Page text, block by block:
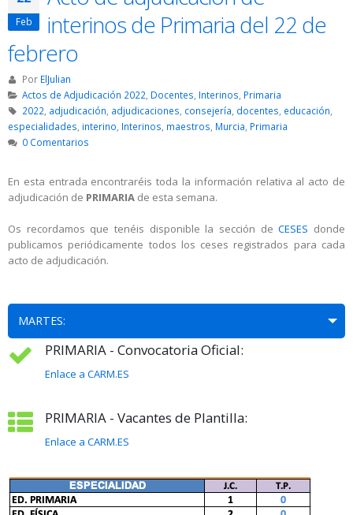
Feb
interinos de Primaria del 22 de
febrero
Por ElJulian
Actos de Adjudicación 2022 Docentes Interinos Primaria
2022, adjudicación, adjudicaciones, consejería, docentes, educación,
especialidades, interino, Interinos, maestros, Murcia, Primaria
0 Comentarios
En esta entrada encontraréis toda la información relativa al acto de
adjudicación de PRIMARIA de esta semana.
Os recordamos que tenéis disponible la sección deCESES donde
publicamos periódicamente todos los ceses registrados para cada
acto de adjudicación.
MARTES:
PRIMARIA - Convocatoria Oficial:
Enlace a CARM.ES
PRIMARIA - Vacantes de Plantilla:
Enlace a CARM.ES